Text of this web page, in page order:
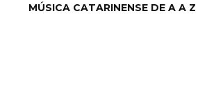
MÚSICA CATARINENSE DE A A Z